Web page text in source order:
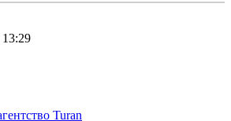
13:29